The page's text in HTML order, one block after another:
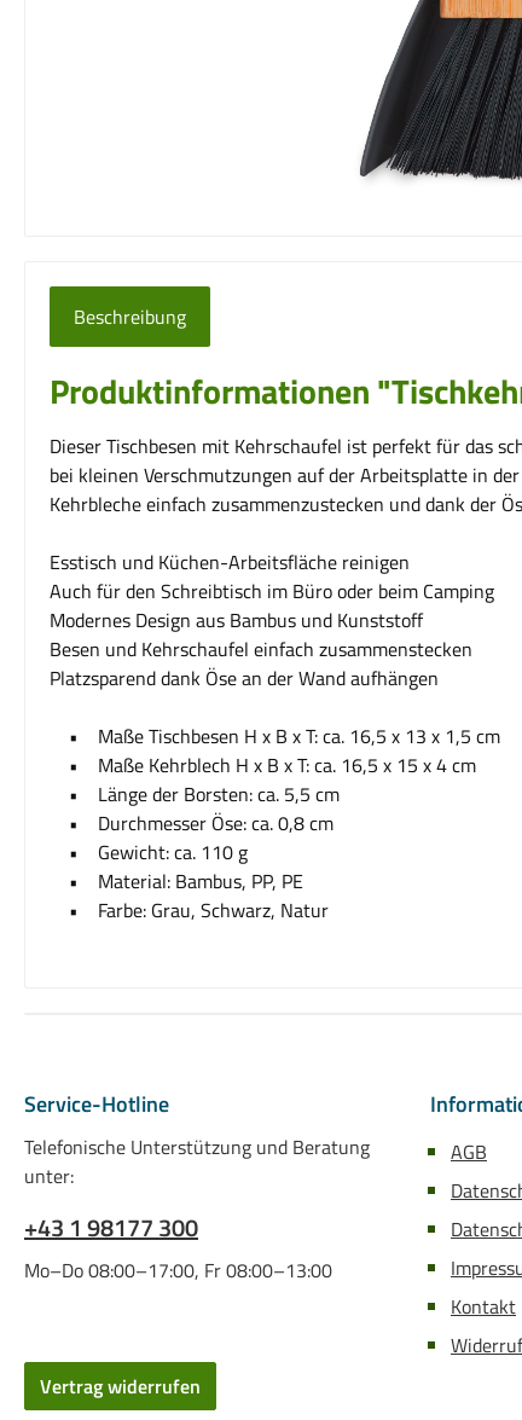
Beschreibung
Produktinformationen
Dieser Tischbesen mit Kehrschaufel ist perfekt für das
bei kleinen Verschmutzungen auf der Arbeitsplatte in
Kehrbleche einfach zusammenzustecken und dank der
Esstisch und Küchen-Arbeitsfläche reinigen
Auch für den Schreibtisch im Büro oder beim Camping
Modernes Design aus Bambus und Kunststoff
Besen und Kehrschaufel einfach zusammenstecken
Platzsparend dank Öse an der Wand aufhängen
• Maße Tischbesen H x B x T: ca. 16,5 x 13 x 1,5 cm
• Maße Kehrblech H x B x T: ca. 16,5 x 15 x 4 cm
• Länge der Borsten: ca. 5,5 cm
• Durchmesser Öse: ca. 0,8 cm
• Gewicht: ca. 110 g
• Material: Bambus, PP, PE
• Farbe: Grau, Schwarz, Natur
Service-Hotline
Telefonische Unterstützung und Beratung
unter:
+43 1 98177 300
Mo–Do 08:00–17:00, Fr 08:00–13:00
Vertrag widerrufen
AGB
Kontakt